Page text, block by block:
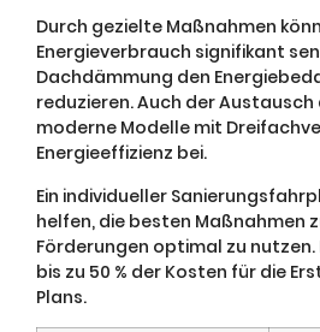
Durch gezielte Maßnahmen
Energieverbrauch signifikant
Dachdämmung den
reduzieren. Auch der
moderne Modelle mit
Energieeffizienz bei.
Ein individueller
helfen, die besten Maßnahmen
Förderungen optimal zu nutzen.
bis zu 50 % der Kosten für die
Plans.